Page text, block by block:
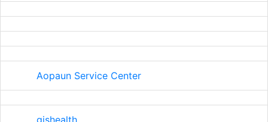
Aopaun Service Center
gishealth